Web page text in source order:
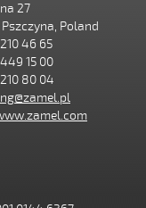
27
Poland
46 65
15 00
80 04